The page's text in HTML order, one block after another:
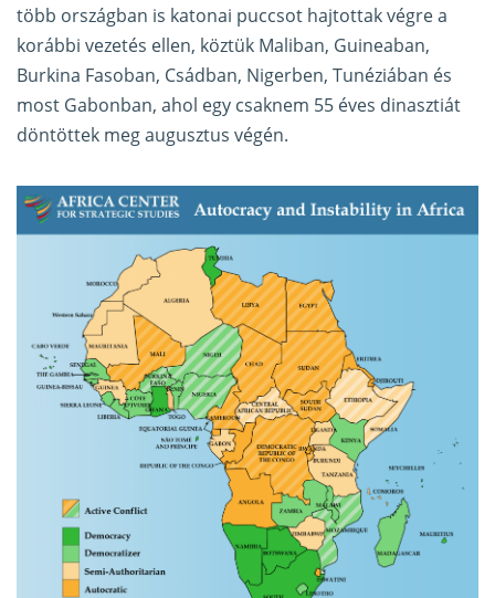
több országban is katonai puccsot hajtottak végre a
korábbi vezetés ellen, köztük Maliban, Guineaban,
Burkina Fasoban, Csádban, Nigerben, Tunéziában és
most Gabonban, ahol egy csaknem 55 éves dinasztiát
döntöttek meg augusztus végén.